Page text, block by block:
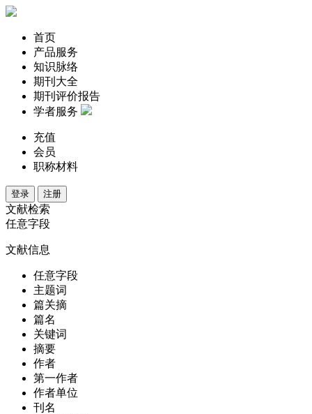
首页
产品服务
知识脉络
期刊大全
期刊评价报告
学者服务
充值
会员
职称材料
登录 注册
文献检索
任意字段
文献信息
任意字段
主题词
篇关摘
篇名
关键词
摘要
作者
第一作者
作者单位
刊名